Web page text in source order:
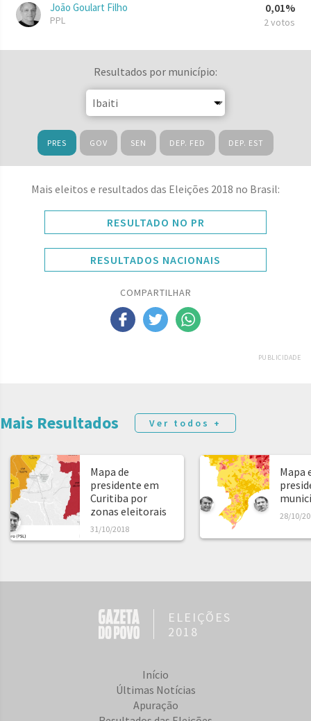
João Goulart Filho
PPL
0,01%
2 votos
Resultados por município:
PRES GOV SEN DEP. FED DEP. EST
Mais eleitos e resultados das Eleições 2018 no Brasil:
RESULTADO NO PR
RESULTADOS NACIONAIS
COMPARTILHAR
PUBLICIDADE
Mais Resultados Ver todos +
Mapa de
presidente em
Curitiba por
zonas eleitorais
31/10/2018
Mapa
28/10/
ELEIÇÕES
2018
Início
Últimas Notícias
Apuração